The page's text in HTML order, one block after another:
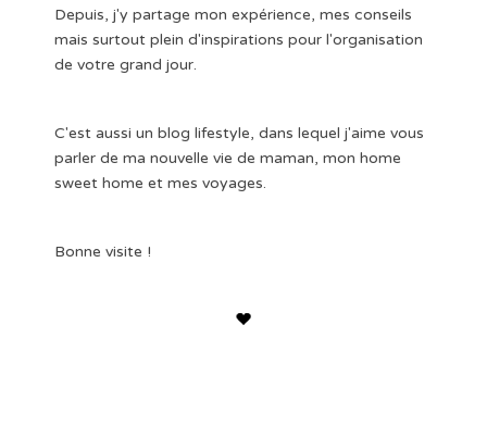
Depuis, j'y partage mon expérience, mes conseils
mais surtout plein d'inspirations pour l'organisation
de votre grand jour.
C'est aussi un blog lifestyle, dans lequel j'aime vous
parler de ma nouvelle vie de maman, mon home
sweet home et mes voyages.
Bonne visite !